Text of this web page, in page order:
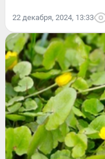
22 декабря, 2024, 13:33